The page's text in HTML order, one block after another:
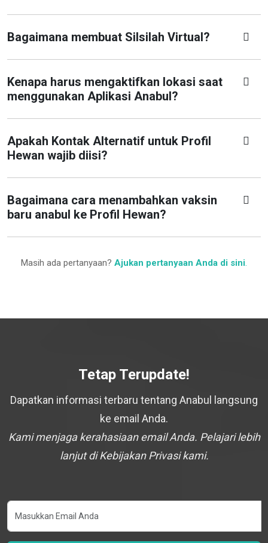
Bagaimana membuat Silsilah Virtual?
Kenapa harus mengaktifkan lokasi saat
menggunakan Aplikasi Anabul?
Apakah Kontak Alternatif untuk Profil
Hewan wajib diisi?
Bagaimana cara menambahkan vaksin
baru anabul ke Profil Hewan?
Masih ada pertanyaan? Ajukan pertanyaan Anda di sini.
Tetap Terupdate!
Dapatkan informasi terbaru tentang Anabul langsung
ke email Anda.
Kami menjaga kerahasiaan email Anda. Pelajari lebih
lanjut di Kebijakan Privasi kami.